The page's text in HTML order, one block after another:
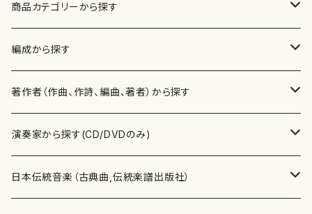
商品カテゴリーから探す
楽譜
書籍
書籍
テキストブック
CD・DVD
チケット
編成から探す
邦楽器
箏・琴（ソロ）
箏・琴（合奏）
合唱
混声合唱
歌・声
著作者（作曲、作詩、編曲、著者）から探す
あ行
青木省三(アオキ ショウゾウ)
か行
演奏家から探す(CD/DVDのみ)
邦楽（箏、三味線、尺八等）演奏家
日本伝統音楽（古典曲,伝統楽譜出版社）